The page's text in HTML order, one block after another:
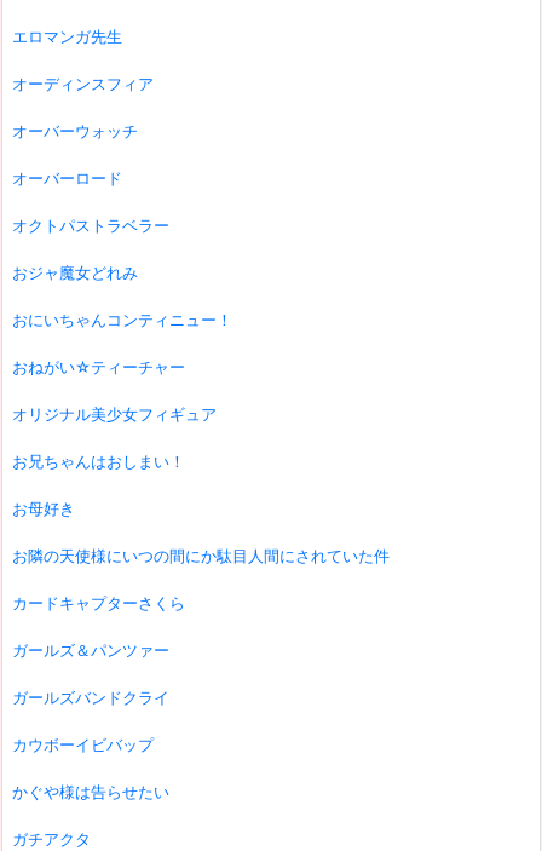
エロマンガ先生
オーディンスフィア
オーバーウォッチ
オーバーロード
オクトパストラベラー
おジャ魔女どれみ
おにいちゃんコンティニュー！
おねがい☆ティーチャー
オリジナル美少女フィギュア
お兄ちゃんはおしまい！
お母好き
お隣の天使様にいつの間にか駄目人間にされていた件
カードキャプターさくら
ガールズ＆パンツァー
ガールズバンドクライ
カウボーイビバップ
かぐや様は告らせたい
ガチアクタ